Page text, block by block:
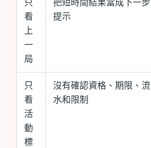
只
看
上
一
局
把短時間結果當成下一步
提示
只
看
活
動
標
沒有確認資格、期限、流
水和限制